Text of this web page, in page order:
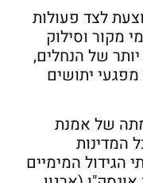
לצד פעולות
מקור וסילוק
של הנחלים,
יתושים
של אמנת
המדינות
הגידול המימיים